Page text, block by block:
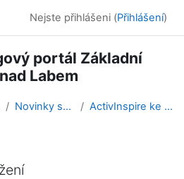
Nejste přihlášeni (Přihlášení)
portál Základní
Labem
Novinky stránek ActivInspire ke stažení